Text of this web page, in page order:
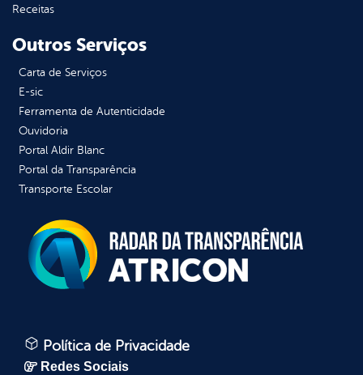
Receitas
Outros Serviços
Carta de Serviços
E-sic
Ferramenta de Autenticidade
Ouvidoria
Portal Aldir Blanc
Portal da Transparência
Transporte Escolar
Política de Privacidade
Redes Sociais